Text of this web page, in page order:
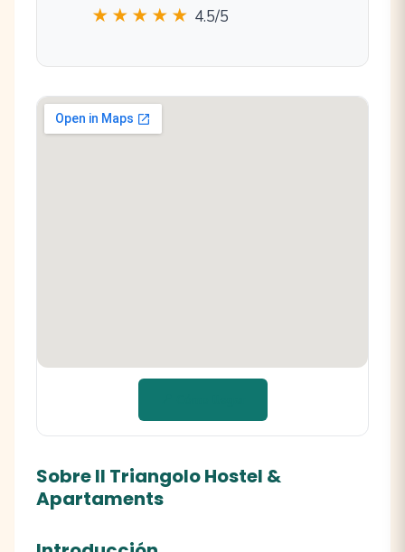
★★★★★ 4.5/5
Sobre Il Triangolo Hostel &
Apartaments